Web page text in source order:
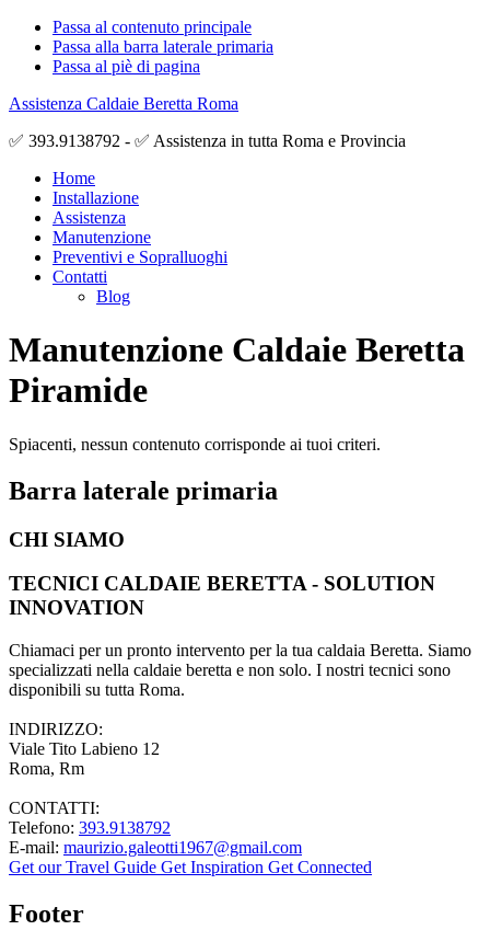
Passa al contenuto principale
Passa alla barra laterale primaria
Passa al piè di pagina
Assistenza Caldaie Beretta Roma
✅ 393.9138792 - ✅ Assistenza in tutta Roma e Provincia
Home
Installazione
Assistenza
Manutenzione
Preventivi e Sopralluoghi
Contatti
Blog
Manutenzione Caldaie Beretta
Piramide
Spiacenti, nessun contenuto corrisponde ai tuoi criteri.
Barra laterale primaria
CHI SIAMO
TECNICI CALDAIE BERETTA - SOLUTION
INNOVATION
Chiamaci per un pronto intervento per la tua caldaia Beretta. Siamo
specializzati nella caldaie beretta e non solo. I nostri tecnici sono
disponibili su tutta Roma.
INDIRIZZO:
Viale Tito Labieno 12
Roma, Rm
CONTATTI:
Telefono: 393.9138792
E-mail: maurizio.galeotti1967@gmail.com
Get our Travel Guide Get Inspiration Get Connected
Footer